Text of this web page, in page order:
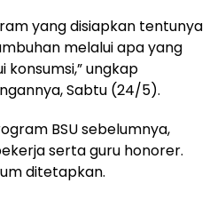
yang disiapkan tentunya
melalui apa yang
ungkap
Sabtu (24/5).
BSU sebelumnya,
serta guru honorer.
ditetapkan.